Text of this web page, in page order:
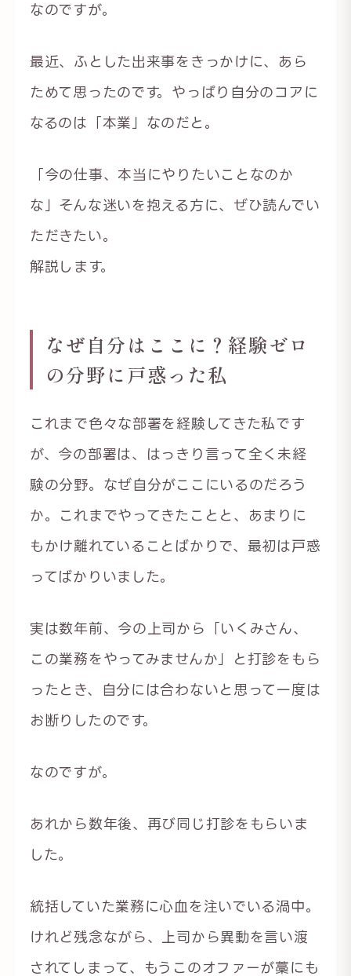
なのですが。
最近、ふとした出来事をきっかけに、あら
ためて思ったのです。やっぱり自分のコアに
なるのは「本業」なのだと。
「今の仕事、本当にやりたいことなのか
な」そんな迷いを抱える方に、ぜひ読んでい
ただきたい。
解説します。
なぜ自分はここに？経験ゼロ
の分野に戸惑った私
これまで色々な部署を経験してきた私です
が、今の部署は、はっきり言って全く未経
験の分野。なぜ自分がここにいるのだろう
か。これまでやってきたことと、あまりに
もかけ離れていることばかりで、最初は戸惑
ってばかりいました。
実は数年前、今の上司から「いくみさん、
この業務をやってみませんか」と打診をもら
ったとき、自分には合わないと思って一度は
お断りしたのです。
なのですが。
あれから数年後、再び同じ打診をもらいま
した。
統括していた業務に心血を注いでいる渦中。
けれど残念ながら、上司から異動を言い渡
されてしまって、もうこのオファーが藁にも